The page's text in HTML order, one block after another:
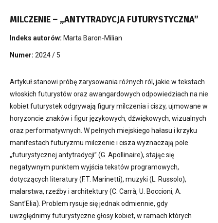
MILCZENIE – „ANTYTRADYCJA FUTURYSTYCZNA”
Indeks autorów: Marta Baron-Milian
Numer: 2024 / 5
Artykuł stanowi próbę zarysowania różnych ról, jakie w tekstach
włoskich futurystów oraz awangardowych odpowiedziach na nie
kobiet futurystek odgrywają figury milczenia i ciszy, ujmowane w
horyzoncie znaków i figur językowych, dźwiękowych, wizualnych
oraz performatywnych. W pełnych miejskiego hałasu i krzyku
manifestach futuryzmu milczenie i cisza wyznaczają pole
„futurystycznej antytradycji” (G. Apollinaire), stając się
negatywnym punktem wyjścia tekstów programowych,
dotyczących literatury (F.T. Marinetti), muzyki (L. Russolo),
malarstwa, rzeźby i architektury (C. Carrà, U. Boccioni, A.
Sant’Elia). Problem rysuje się jednak odmiennie, gdy
uwzględnimy futurystyczne głosy kobiet, w ramach których